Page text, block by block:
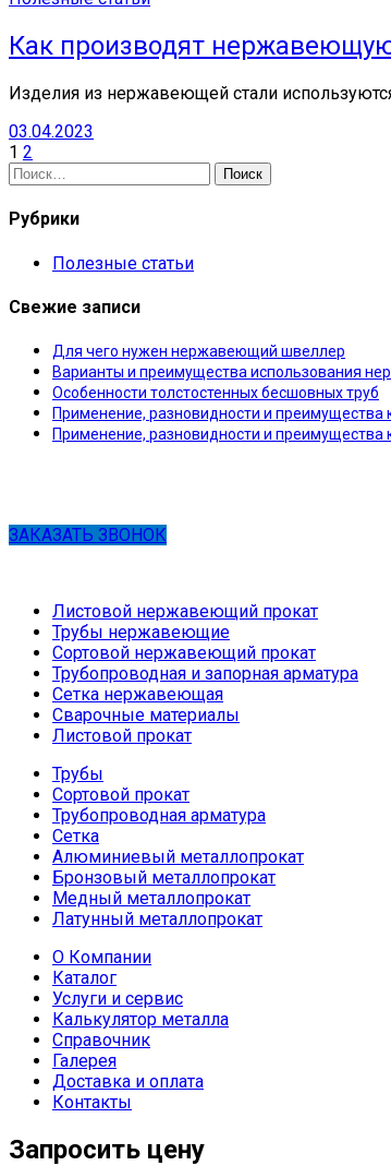
Как производят
Изделия из нержавеющей стали
03.04.2023
1 2
Найти:
Рубрики
Полезные статьи
Свежие записи
Для чего нужен нержавеющий швеллер
Варианты и преимущества использования
Особенности толстостенных бесшовных труб
Применение, разновидности и
Применение, разновидности и
ЗАКАЗАТЬ ЗВОНОК
Листовой нержавеющий прокат
Трубы нержавеющие
Сортовой нержавеющий прокат
Трубопроводная и запорная арматура
Сетка нержавеющая
Сварочные материалы
Листовой прокат
Трубы
Сортовой прокат
Трубопроводная арматура
Сетка
Алюминиевый металлопрокат
Бронзовый металлопрокат
Медный металлопрокат
Латунный металлопрокат
О Компании
Каталог
Услуги и сервис
Калькулятор металла
Справочник
Галерея
Доставка и оплата
Контакты
Запросить цену